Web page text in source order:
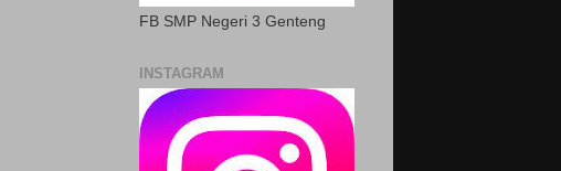
FB SMP Negeri 3 Genteng
INSTAGRAM